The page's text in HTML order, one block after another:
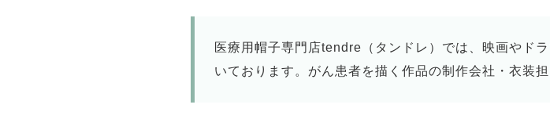
医療用帽子専門店tendre（タンドレ）では、映画やド
いております。がん患者を描く作品の制作会社・衣装